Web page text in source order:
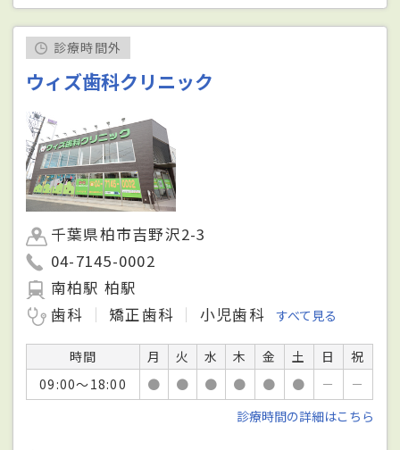
診療時間外
ウィズ歯科クリニック
千葉県柏市吉野沢2-3
04-7145-0002
南柏駅 柏駅
歯科
矯正歯科 小児歯科 すべて見る
時間 月 火 水 木 金 土 日
祝
09:00～18:00
● ● ● ● ● ● －
－
診療時間の詳細はこちら